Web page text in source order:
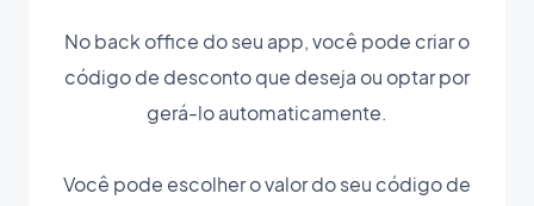
No back office do seu app, você pode criar o
código de desconto que deseja ou optar por
gerá-lo automaticamente.
Você pode escolher o valor do seu código de